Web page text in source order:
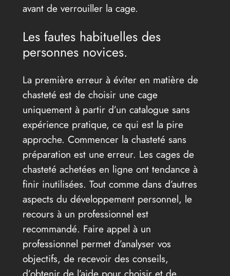
avant de verrouiller la cage.
Les fautes habituelles des
personnes novices.
La première erreur à éviter en matière de
chasteté est de choisir une cage
uniquement à partir d’un catalogue sans
expérience pratique, ce qui est la pire
approche. Commencer la chasteté sans
préparation est une erreur. Les cages de
chasteté achetées en ligne ont tendance à
finir inutilisées. Tout comme dans d’autres
aspects du développement personnel, le
recours à un professionnel est
recommandé. Faire appel à un
professionnel permet d’analyser vos
objectifs, de recevoir des conseils,